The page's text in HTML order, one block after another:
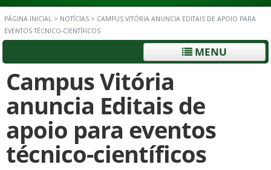
PÁGINA INICIAL > NOTÍCIAS > CAMPUS VITÓRIA ANUNCIA EDITAIS DE APOIO PARA
EVENTOS TÉCNICO-CIENTÍFICOS
MENU
Campus Vitória
anuncia Editais de
apoio para eventos
técnico-científicos